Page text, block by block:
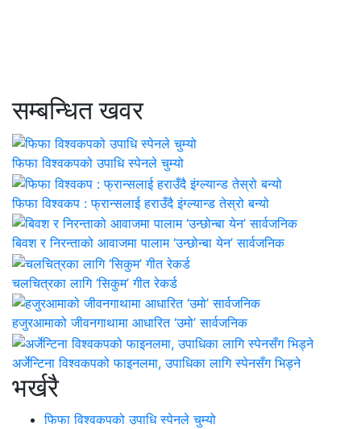
सम्बन्धित खवर
फिफा विश्वकपको उपाधि स्पेनले चुम्यो
फिफा विश्वकप : फ्रान्सलाई हराउँदै इंग्ल्यान्ड तेस्रो बन्यो
बिवश र निरन्ताको आवाजमा पालाम ‘उन्छोन्बा येन’ सार्वजनिक
चलचित्रका लागि ‘सिकुम’ गीत रेकर्ड
हजुरआमाको जीवनगाथामा आधारित ‘उमो’ सार्वजनिक
अर्जेन्टिना विश्वकपको फाइनलमा, उपाधिका लागि स्पेनसँग भिड्ने
भर्खरै
फिफा विश्वकपको उपाधि स्पेनले चुम्यो